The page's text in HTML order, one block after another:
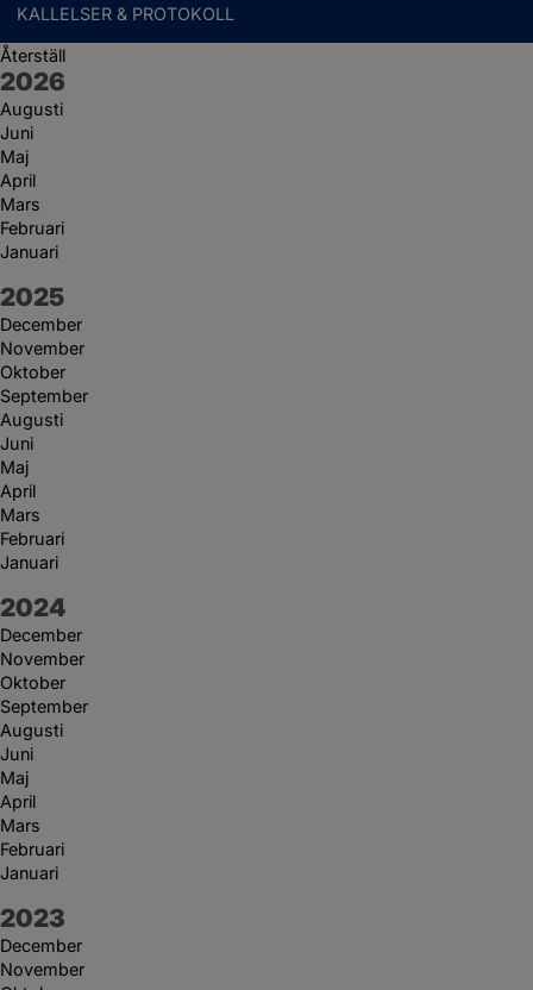
KALLELSER & PROTOKOLL
Återställ
År:
2026
Augusti
Juni
Maj
April
Mars
Februari
Januari
År:
2025
December
November
Oktober
September
Augusti
Juni
Maj
April
Mars
Februari
Januari
År:
2024
December
November
Oktober
September
Augusti
Juni
Maj
April
Mars
Februari
Januari
År:
2023
December
November